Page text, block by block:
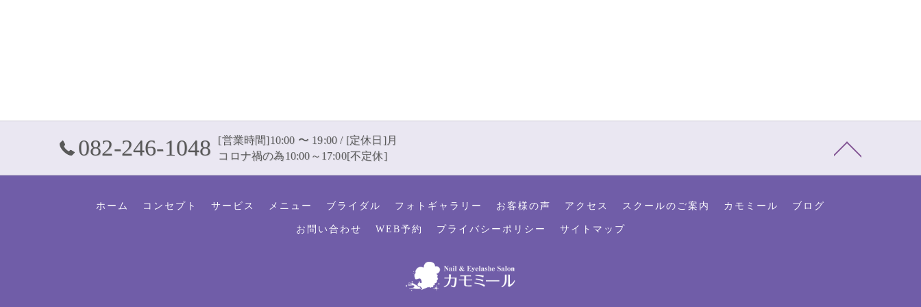
082-246-1048
[営業時間]10:00 〜 19:00 / [定休日]月
コロナ禍の為10:00～17:00[不定休]
ホーム コンセプト サービス メニュー ブライダル フォトギャラリー お客様の声 アクセス スクールのご案内 カモミール ブログ
お問い合わせ WEB予約 プライバシーポリシー サイトマップ